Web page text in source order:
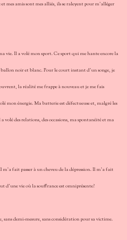
mes amis sont mes alliés, ils se raleyent pour m'alléger
vie. Il a volé mon sport. Ce sport qui me hante encore la
ballon noir et blanc. Pour le court instant d'un songe, je
la réalité me frappe à nouveau et je me fais
mon énergie. Ma batterie est défectueuse et, malgré les
volé des relations, des occasions, ma spontanéité et ma
fait passer à un cheveu de la dépression. Il m'a fait
d'une vie où la souffrance est omniprésente?
sans demi-mesure, sans considération pour sa victime.